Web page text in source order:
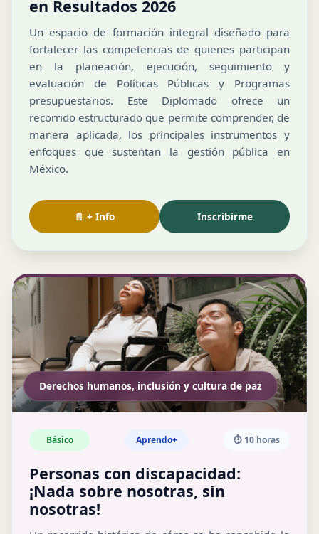
en Resultados 2026
Un espacio de formación integral diseñado para
fortalecer las competencias de quienes participan
en la planeación, ejecución, seguimiento y
evaluación de Políticas Públicas y Programas
presupuestarios. Este Diplomado ofrece un
recorrido estructurado que permite comprender, de
manera aplicada, los principales instrumentos y
enfoques que sustentan la gestión pública en
México.
📄 + Info Inscribirme
Derechos humanos, inclusión y cultura de paz
Básico Aprendo+ ⏱️ 10 horas
Personas con discapacidad:
¡Nada sobre nosotras, sin
nosotras!